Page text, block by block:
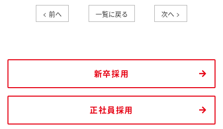
前へ 一覧に戻る 次へ
新卒採用
正社員採用
中途採用
パート・アルバイト採用
募集要項・応募はこちら
お知らせ
先輩インタビュー
キャリア形成サポート
データで見る延田グループ
採用に関するお問い合わせ